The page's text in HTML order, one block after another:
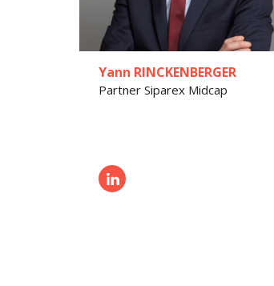
Yann RINCKENBERGER
Partner Siparex Midcap